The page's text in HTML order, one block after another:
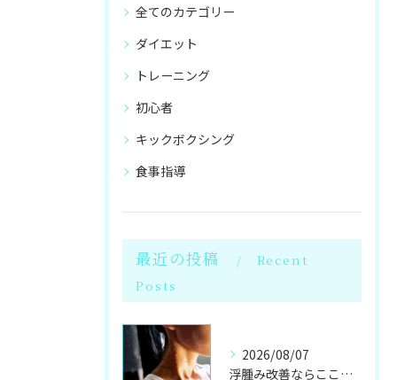
全てのカテゴリー
ダイエット
トレーニング
初心者
キックボクシング
食事指導
最近の投稿
Recent
Posts
2026/08/07
浮腫み改善ならここ！岩盤浴併設のパーソナル